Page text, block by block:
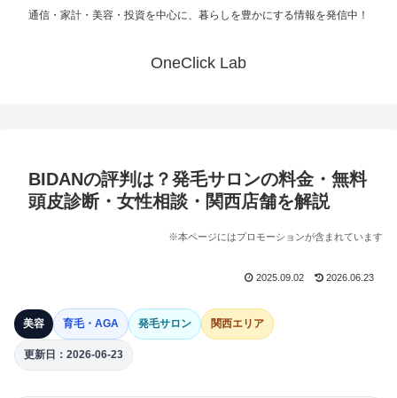
通信・家計・美容・投資を中心に、暮らしを豊かにする情報を発信中！
OneClick Lab
BIDANの評判は？発毛サロンの料金・無料
頭皮診断・女性相談・関西店舗を解説
※本ページにはプロモーションが含まれています
2025.09.02 2026.06.23
美容 育毛・AGA 発毛サロン 関西エリア
更新日：2026-06-23